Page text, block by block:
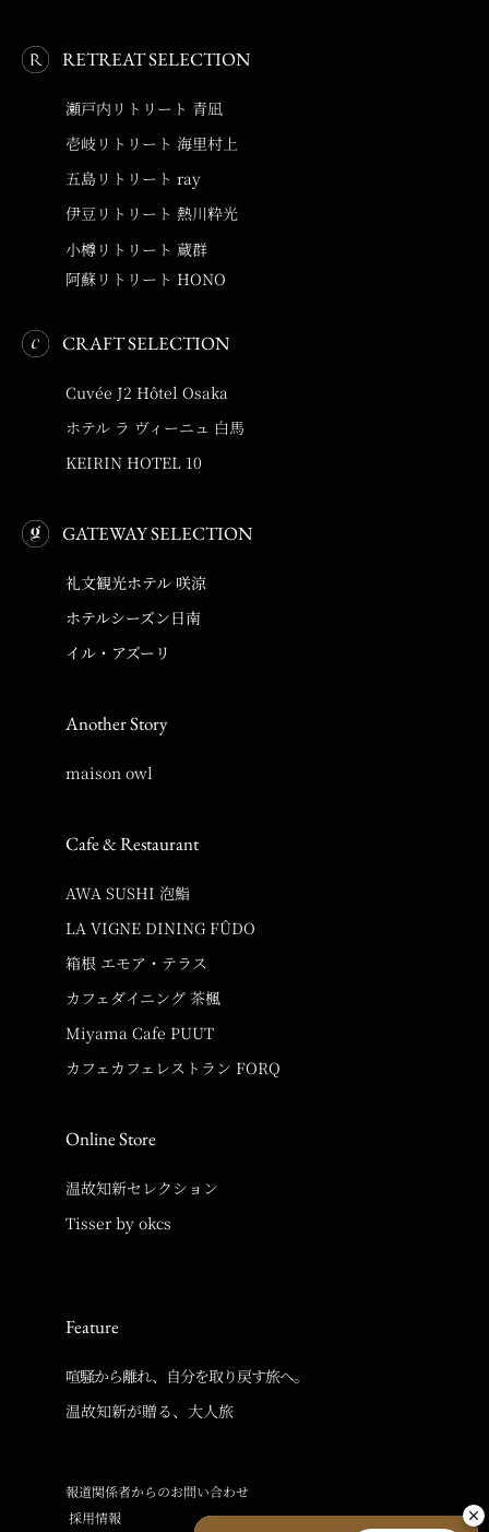
RETREAT SELECTION
瀬戸内リトリート 青凪
壱岐リトリート 海里村上
五島リトリート ray
伊豆リトリート 熱川粋光
小樽リトリート 蔵群
阿蘇リトリート HONO
CRAFT SELECTION
Cuvée J2 Hôtel Osaka
ホテル ラ ヴィーニュ 白馬
KEIRIN HOTEL 10
GATEWAY SELECTION
礼文観光ホテル 咲涼
ホテルシーズン日南
イル・アズーリ
Another Story
maison owl
Cafe & Restaurant
AWA SUSHI 泡鮨
LA VIGNE DINING FÛDO
箱根 エモア・テラス
カフェダイニング 茶楓
Miyama Cafe PUUT
カフェカフェレストラン FORQ
Online Store
温故知新セレクション
Tisser by okcs
Feature
喧騒から離れ、自分を取り戻す旅へ。
温故知新が贈る、大人旅
報道関係者からのお問い合わせ
採用情報